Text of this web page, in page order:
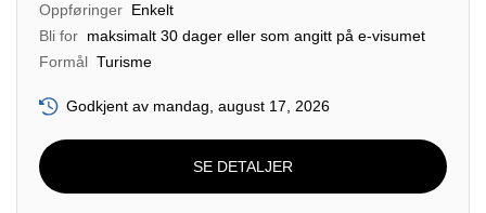
Oppføringer Enkelt
Bli for maksimalt 30 dager eller som angitt på e-visumet
Formål Turisme
Godkjent av mandag, august 17, 2026
SE DETALJER